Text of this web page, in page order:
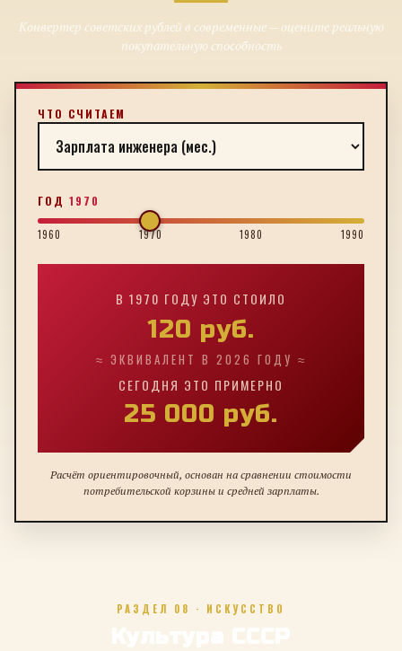
Конвертер советских рублей в современные — оцените реальную
покупательную способность
ЧТО СЧИТАЕМ
ГОД 1970
1960 1970 1980 1990
В 1970 ГОДУ ЭТО СТОИЛО
120 руб.
≈ ЭКВИВАЛЕНТ В 2026 ГОДУ ≈
СЕГОДНЯ ЭТО ПРИМЕРНО
25 000 руб.
Расчёт ориентировочный, основан на сравнении стоимости
потребительской корзины и средней зарплаты.
РАЗДЕЛ 08 · ИСКУССТВО
Культура СССР